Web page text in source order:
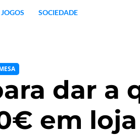
JOGOS SOCIEDADE
dar a
em loja